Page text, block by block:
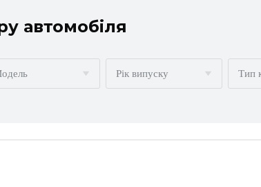
автомобіля
Рік випуску Тип